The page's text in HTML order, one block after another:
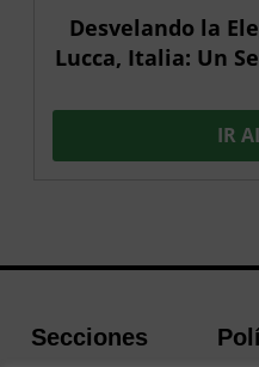
Desvelando la
Lucca, Italia: Un
IR
Secciones